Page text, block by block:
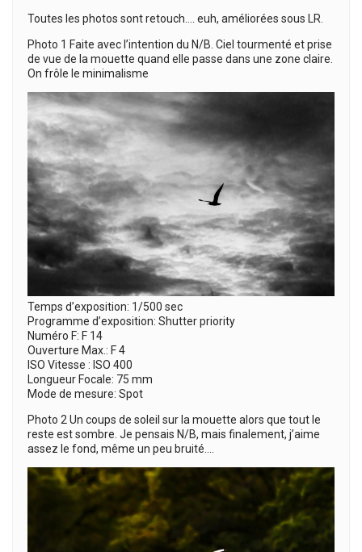
Toutes les photos sont retouch…. euh, améliorées sous LR.
Photo 1 Faite avec l’intention du N/B. Ciel tourmenté et prise
de vue de la mouette quand elle passe dans une zone claire.
On frôle le minimalisme
Temps d’exposition: 1/500 sec
Programme d’exposition: Shutter priority
Numéro F: F 14
Ouverture Max.: F 4
ISO Vitesse : ISO 400
Longueur Focale: 75 mm
Mode de mesure: Spot
Photo 2 Un coups de soleil sur la mouette alors que tout le
reste est sombre. Je pensais N/B, mais finalement, j’aime
assez le fond, même un peu bruité….